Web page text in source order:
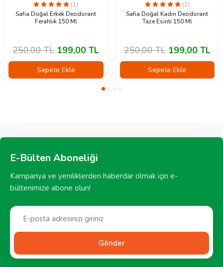
(1)
Safia Doğal Erkek Deodorant
Ferahlık 150 Ml
250,00TL 199,00 TL
Sepete Ekle
(2)
Safia Doğal Kadın Deodorant
Taze Esinti 150 Ml
250,00TL 199,00TL
Sepete Ekle
E-Bülten Aboneliği
Kampanya ve yeniliklerden haberdar olmak için e-
bültenimize abone olun!
Gönder